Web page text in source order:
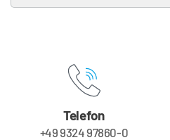
Telefon
+49 9324 97860-0